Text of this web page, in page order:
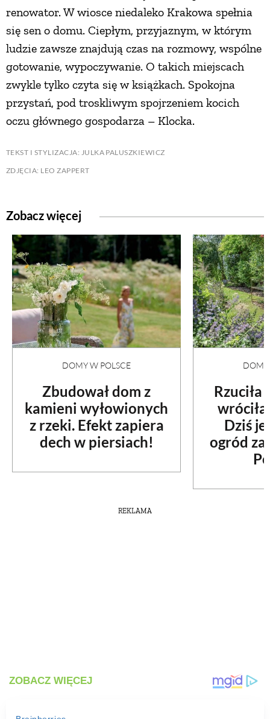
renowator. W wiosce niedaleko Krakowa spełnia
się sen o domu. Ciepłym, przyjaznym, w którym
ludzie zawsze znajdują czas na rozmowy, wspólne
gotowanie, wypoczywanie. O takich miejscach
zwykle tylko czyta się w książkach. Spokojna
przystań, pod troskliwym spojrzeniem kocich
oczu głównego gospodarza – Klocka.
TEKST I STYLIZACJA: JULKA PALUSZKIEWICZ
ZDJĘCIA: LEO ZAPPERT
Zobacz więcej
DOMY W POLSCE
Zbudował dom z
kamieni wyłowionych
z rzeki. Efekt zapiera
dech w piersiach!
DOMY
Rzuciła
Dziś
ogród
REKLAMA